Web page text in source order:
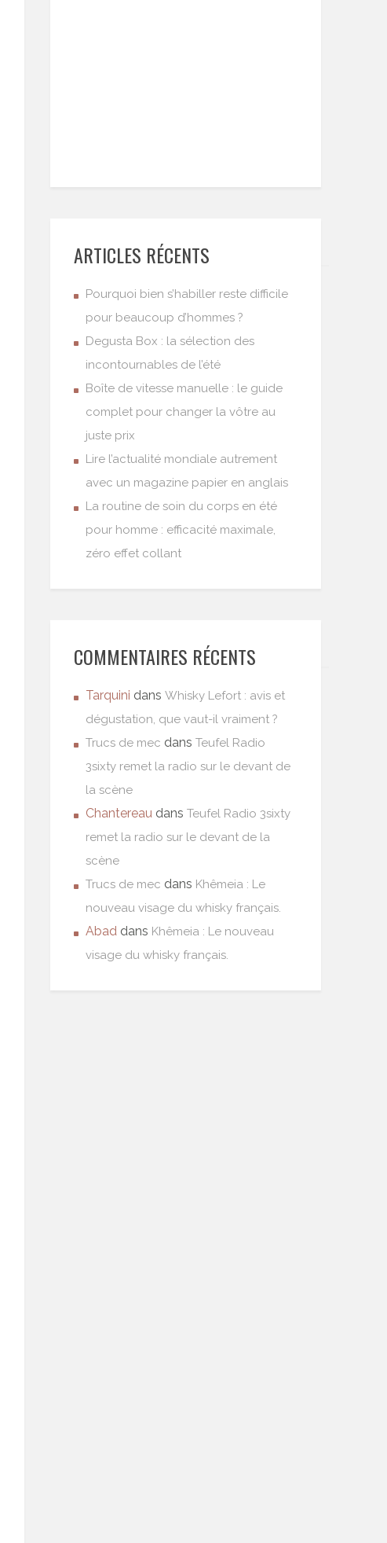
ARTICLES RÉCENTS
Pourquoi bien s’habiller reste difficile
pour beaucoup d’hommes ?
Degusta Box : la sélection des
incontournables de l’été
Boîte de vitesse manuelle : le guide
complet pour changer la vôtre au
juste prix
Lire l’actualité mondiale autrement
avec un magazine papier en anglais
La routine de soin du corps en été
pour homme : efficacité maximale,
zéro effet collant
COMMENTAIRES RÉCENTS
Tarquini dans Whisky Lefort : avis et
dégustation, que vaut-il vraiment ?
Trucs de mec dans Teufel Radio
3sixty remet la radio sur le devant de
la scène
Chantereau dans Teufel Radio 3sixty
remet la radio sur le devant de la
scène
Trucs de mec dans Khêmeia : Le
nouveau visage du whisky français.
Abad dans Khêmeia : Le nouveau
visage du whisky français.